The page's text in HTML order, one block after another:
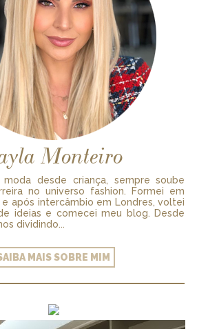
Monteiro
moda desde criança, sempre soube
no universo fashion. Formei em
e após intercâmbio em Londres, voltei
ideias e comecei meu blog. Desde
dividindo...
MAIS SOBRE MIM